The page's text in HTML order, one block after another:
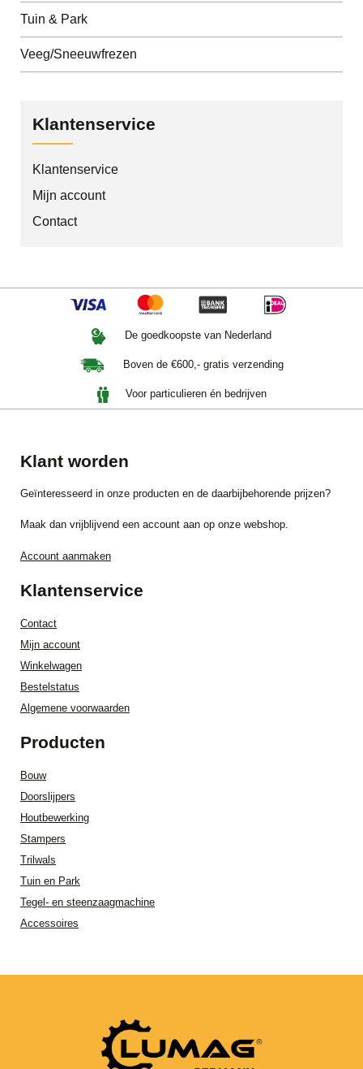
Tuin & Park
Veeg/Sneeuwfrezen
Klantenservice
Klantenservice
Mijn account
Contact
De goedkoopste van Nederland
Boven de €600,- gratis verzending
Voor particulieren én bedrijven
Klant worden
Geïnteresseerd in onze producten en de daarbijbehorende prijzen?
Maak dan vrijblijvend een account aan op onze webshop.
Account aanmaken
Klantenservice
Contact
Mijn account
Winkelwagen
Bestelstatus
Algemene voorwaarden
Producten
Bouw
Doorslijpers
Houtbewerking
Stampers
Trilwals
Tuin en Park
Tegel- en steenzaagmachine
Accessoires